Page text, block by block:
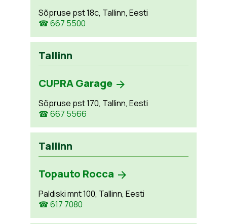
Sõpruse pst 18c, Tallinn, Eesti
☎ 667 5500
Tallinn
CUPRA Garage
Sõpruse pst 170, Tallinn, Eesti
☎ 667 5566
Tallinn
Topauto Rocca
Paldiski mnt 100, Tallinn, Eesti
☎ 617 7080